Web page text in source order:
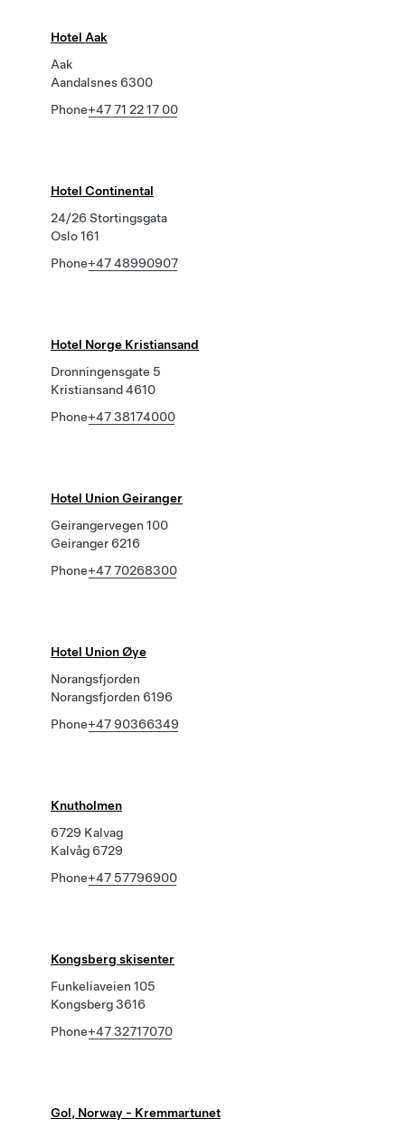
Hotel Aak
Aak
Aandalsnes 6300
Phone+47 71 22 17 00
Hotel Continental
24/26 Stortingsgata
Oslo 161
Phone+47 48990907
Hotel Norge Kristiansand
Dronningensgate 5
Kristiansand 4610
Phone+47 38174000
Hotel Union Geiranger
Geirangervegen 100
Geiranger 6216
Phone+47 70268300
Hotel Union Øye
Norangsfjorden
Norangsfjorden 6196
Phone+47 90366349
Knutholmen
6729 Kalvag
Kalvåg 6729
Phone+47 57796900
Kongsberg skisenter
Funkeliaveien 105
Kongsberg 3616
Phone+47 32717070
Gol, Norway - Kremmartunet